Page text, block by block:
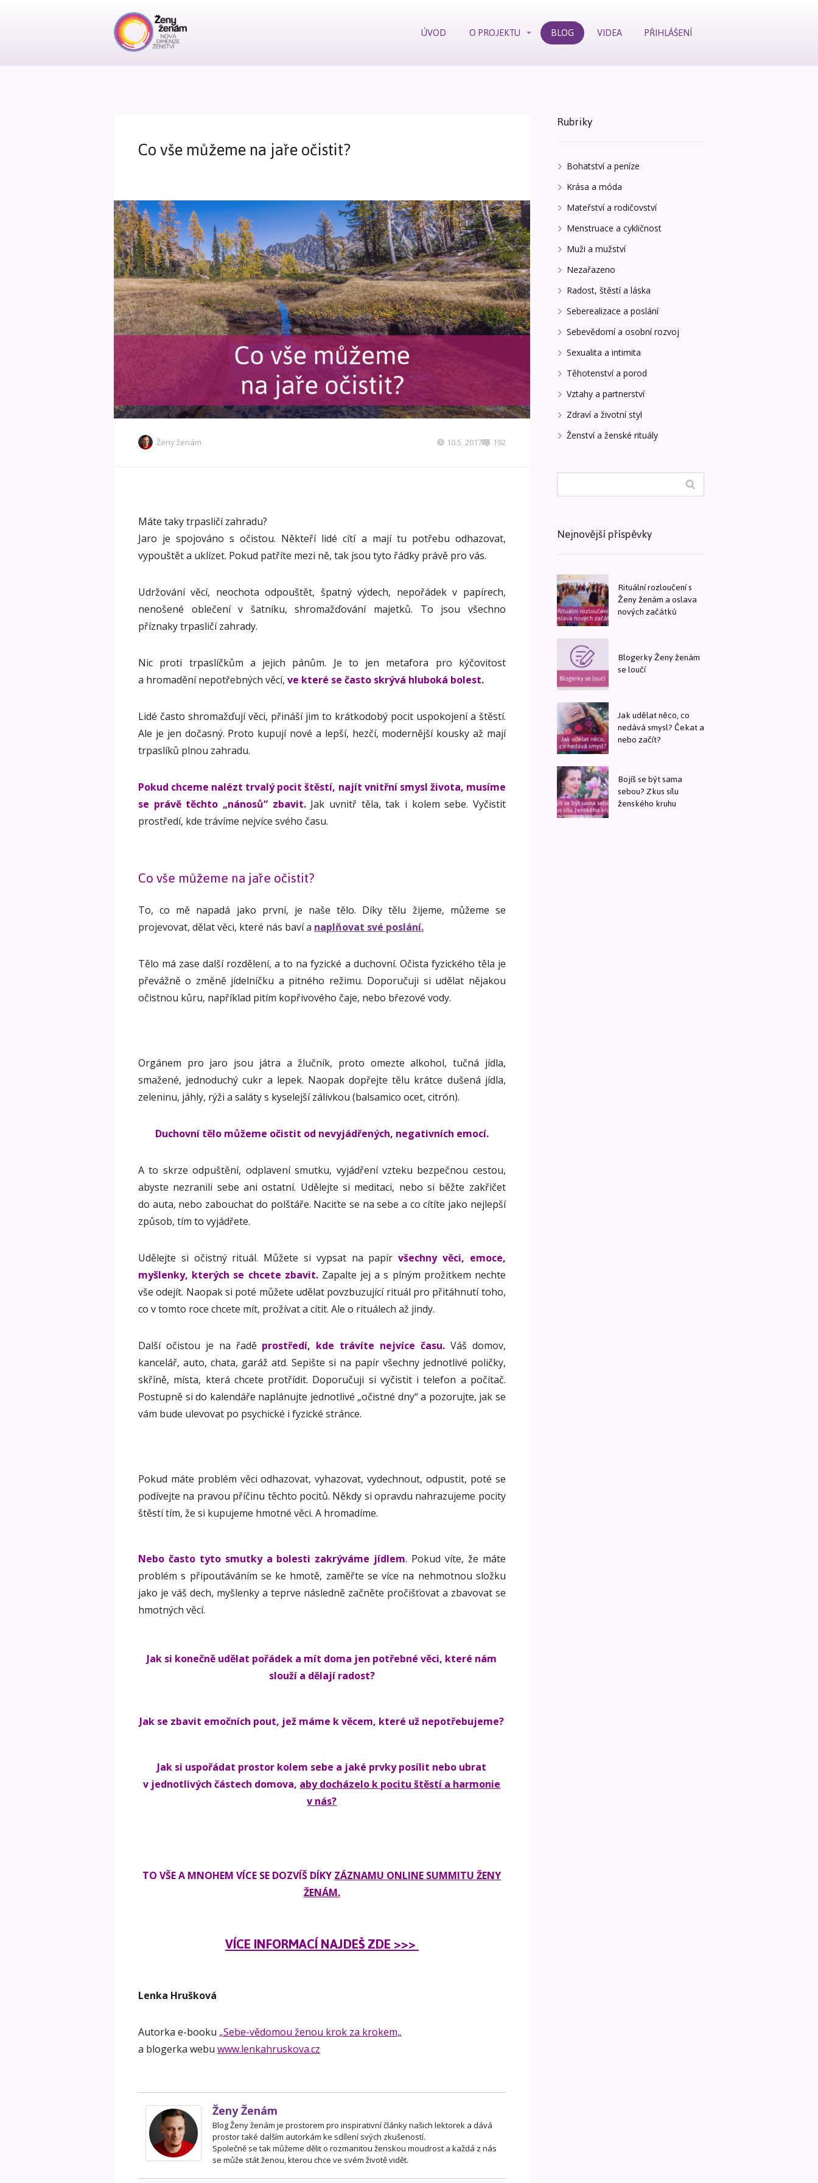
ÚVOD O PROJEKTU BLOG VIDEA PŘIHLÁŠENÍ
Co vše můžeme na jaře očistit?
Ženy ženám 10.5. 2017 192
Máte taky trpasličí zahradu?
Jaro je spojováno s očistou. Někteří lidé cítí a mají tu potřebu odhazovat,
vypouštět a uklízet. Pokud patříte mezi ně, tak jsou tyto řádky právě pro vás.
Udržování věcí, neochota odpouštět, špatný výdech, nepořádek v papírech,
nenošené oblečení v šatníku, shromažďování majetků. To jsou všechno
příznaky trpasličí zahrady.
Nic proti trpaslíčkům a jejich pánům. Je to jen metafora pro kýčovitost
a hromadění nepotřebných věcí, ve které se často skrývá hluboká bolest.
Lidé často shromažďují věci, přináší jim to krátkodobý pocit uspokojení a štěstí.
Ale je jen dočasný. Proto kupují nové a lepší, hezčí, modernější kousky až mají
trpaslíků plnou zahradu.
Pokud chceme nalézt trvalý pocit štěstí, najít vnitřní smysl života, musíme
se právě těchto „nánosů“ zbavit.Jak uvnitř těla, tak i kolem sebe. Vyčistit
prostředí, kde trávíme nejvíce svého času.
Co vše můžeme na jaře očistit?
To, co mě napadá jako první, je naše tělo. Díky tělu žijeme, můžeme se
projevovat, dělat věci, které nás baví a naplňovat své poslání.
Tělo má zase další rozdělení, a to na fyzické a duchovní. Očista fyzického těla je
převážně o změně jídelníčku a pitného režimu. Doporučuji si udělat nějakou
očistnou kůru, například pitím kopřivového čaje, nebo březové vody.
Orgánem pro jaro jsou játra a žlučník, proto omezte alkohol, tučná jídla,
smažené, jednoduchý cukr a lepek. Naopak dopřejte tělu krátce dušená jídla,
zeleninu, jáhly, rýži a saláty s kyselejší zálivkou (balsamico ocet, citrón).
Duchovní tělo můžeme očistit od nevyjádřených, negativních emocí.
A to skrze odpuštění, odplavení smutku, vyjádření vzteku bezpečnou cestou,
abyste nezranili sebe ani ostatní. Udělejte si meditaci, nebo si běžte zakřičet
do auta, nebo zabouchat do polštáře. Naciťte se na sebe a co cítíte jako nejlepší
způsob, tím to vyjádřete.
Udělejte si očistný rituál. Můžete si vypsat na papírvšechny věci, emoce,
myšlenky, kterých se chcete zbavit.Zapalte jej a s plným prožitkem nechte
vše odejít. Naopak si poté můžete udělat povzbuzující rituál pro přitáhnutí toho,
co v tomto roce chcete mít, prožívat a cítit. Ale o rituálech až jindy.
Další očistou je na řadě prostředí, kde trávíte nejvíce času. Váš domov,
kancelář, auto, chata, garáž atd. Sepište si na papír všechny jednotlivé poličky,
skříně, místa, která chcete protřídit. Doporučuji si vyčistit i telefon a počítač.
Postupně si do kalendáře naplánujte jednotlivé „očistné dny“ a pozorujte, jak se
vám bude ulevovat po psychické i fyzické stránce.
Pokud máte problém věci odhazovat, vyhazovat, vydechnout, odpustit, poté se
podívejte na pravou příčinu těchto pocitů. Někdy si opravdu nahrazujeme pocity
štěstí tím, že si kupujeme hmotné věci. A hromadíme.
Nebo často tyto smutky a bolesti zakrýváme jídlem. Pokud víte, že máte
problém s připoutáváním se ke hmotě, zaměřte se více na nehmotnou složku
jako je váš dech, myšlenky a teprve následně začněte pročišťovat a zbavovat se
hmotných věcí.
Jak si konečně udělat pořádek a mít doma jen potřebné věci, které nám
slouží a dělají radost?
Jak se zbavit emočních pout, jež máme k věcem, které už nepotřebujeme?
Jak si uspořádat prostor kolem sebe a jaké prvky posílit nebo ubrat
v jednotlivých částech domova, aby docházelo k pocitu štěstí a harmonie
v nás?
TO VŠE A MNOHEM VÍCE SE DOZVÍŠ DÍKY ZÁZNAMU ONLINE SUMMITU ŽENY
ŽENÁM.
VÍCE INFORMACÍ NAJDEŠ ZDE >>>
Lenka Hrušková
Autorka e-booku „Sebe-vědomou ženou krok za krokem„
a blogerka webu www.lenkahruskova.cz
Ženy Ženám
Blog Ženy ženám je prostorem pro inspirativní články našich lektorek a dává
prostor také dalším autorkám ke sdílení svých zkušeností.
Společně se tak můžeme dělit o rozmanitou ženskou moudrost a každá z nás
se může stát ženou, kterou chce ve svém životě vidět.
Rubriky
Bohatství a peníze
Krása a móda
Mateřství a rodičovství
Menstruace a cykličnost
Muži a mužství
Nezařazeno
Radost, štěstí a láska
Seberealizace a poslání
Sebevědomí a osobní rozvoj
Sexualita a intimita
Těhotenství a porod
Vztahy a partnerství
Zdraví a životní styl
Ženství a ženské rituály
Nejnovější příspěvky
Rituální rozloučení s
Ženy ženám a oslava
nových začátků
Blogerky Ženy ženám
se loučí
Jak udělat něco, co
nedává smysl? Čekat a
nebo začít?
Bojíš se být sama
sebou? Zkus sílu
ženského kruhu